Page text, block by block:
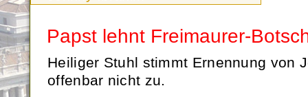
Papst lehnt Freimaurer-
Heiliger Stuhl stimmt Ernennung von
offenbar nicht zu.